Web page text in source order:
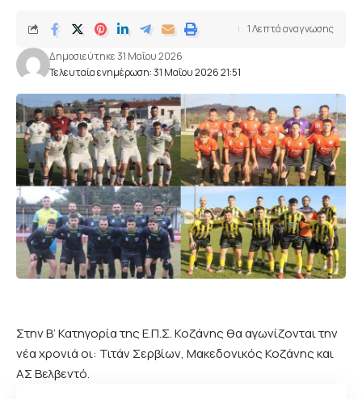
Τελευταία ενημέρωση: 31 Μαΐου 2026 21:51
Δημοσιεύτηκε 31 Μαΐου 2026
1 Λεπτά αναγνωσης
Στην Β’ Κατηγορία της Ε.Π.Σ. Κοζάνης θα αγωνίζονται την
νέα χρονιά οι: Τιτάν Σερβίων, Μακεδονικός Κοζάνης και
ΑΣ Βελβεντό.